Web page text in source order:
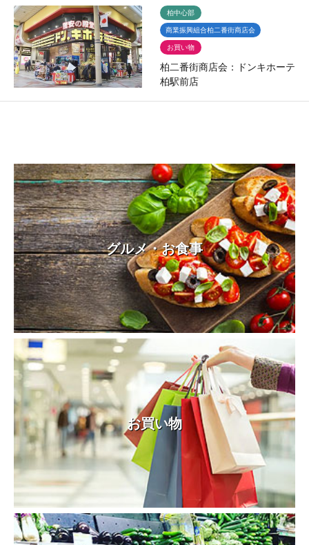
柏中心部
商業振興組合柏二番街商店会
お買い物
柏二番街商店会：ドンキホーテ
柏駅前店
グルメ・お食事
お買い物